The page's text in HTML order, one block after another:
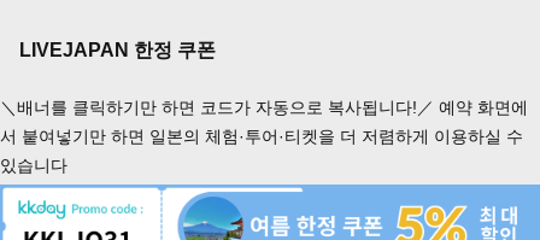
LIVEJAPAN 한정 쿠폰
＼배너를 클릭하기만 하면 코드가 자동으로 복사됩니다!／ 예약 화면에
서 붙여넣기만 하면 일본의 체험·투어·티켓을 더 저렴하게 이용하실 수
있습니다